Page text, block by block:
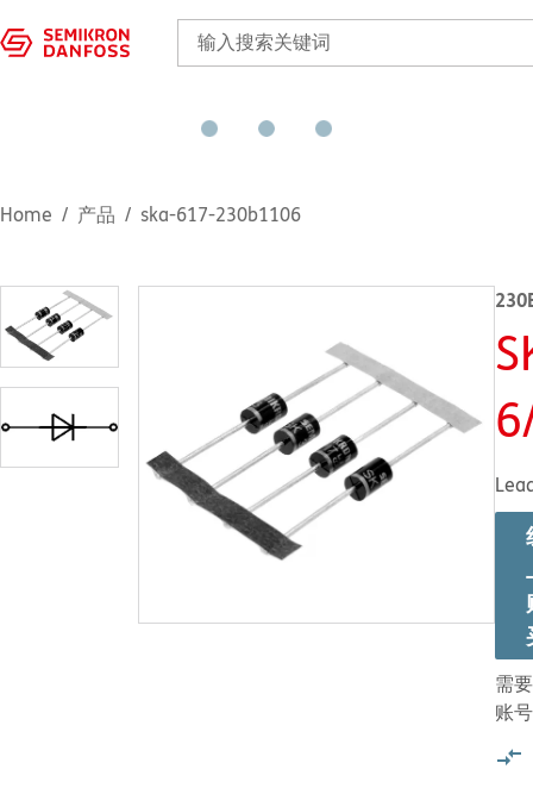
Home 产品 ska-617-230b1106
需
账号